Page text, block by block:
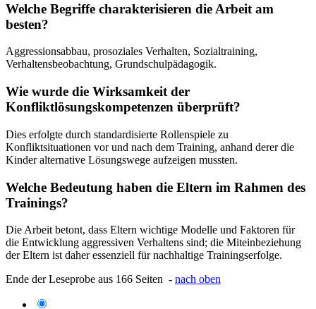
Welche Begriffe charakterisieren die Arbeit am
besten?
Aggressionsabbau, prosoziales Verhalten, Sozialtraining,
Verhaltensbeobachtung, Grundschulpädagogik.
Wie wurde die Wirksamkeit der
Konfliktlösungskompetenzen überprüft?
Dies erfolgte durch standardisierte Rollenspiele zu
Konfliktsituationen vor und nach dem Training, anhand derer die
Kinder alternative Lösungswege aufzeigen mussten.
Welche Bedeutung haben die Eltern im Rahmen des
Trainings?
Die Arbeit betont, dass Eltern wichtige Modelle und Faktoren für
die Entwicklung aggressiven Verhaltens sind; die Miteinbeziehung
der Eltern ist daher essenziell für nachhaltige Trainingserfolge.
Ende der Leseprobe aus 166 Seiten - nach oben